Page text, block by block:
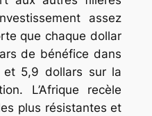
assez
que chaque dollar
de bénéfice dans
et 5,9 dollars sur la
L’Afrique recèle
plus résistantes et